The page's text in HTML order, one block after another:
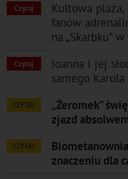
Czytaj
Kultowa plaża,
fanów
na „Skarbku”
Czytaj
Joanna i jej
samego
CZYTAJ
„Żeromek”
zjazd
CZYTAJ
znaczeniu dla